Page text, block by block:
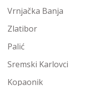
Vrnjačka Banja
Zlatibor
Palić
Sremski Karlovci
Kopaonik